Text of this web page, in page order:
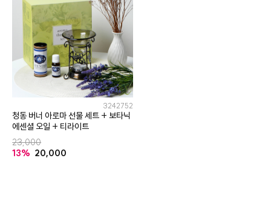
3242752
청동 버너 아로마 선물 세트 + 보타닉
에센셜 오일 + 티라이트
23,000
13% 20,000